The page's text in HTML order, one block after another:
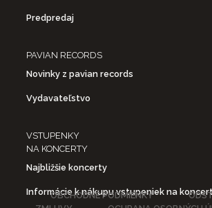
Predpredaj
PAVIAN RECORDS
Novinky z pavian records
Vydavateľstvo
VSTUPENKY
NA KONCERTY
Najbližšie koncerty
Informácie k nákupu vstupeniek na
OBCHODNÉ PODMIENKY